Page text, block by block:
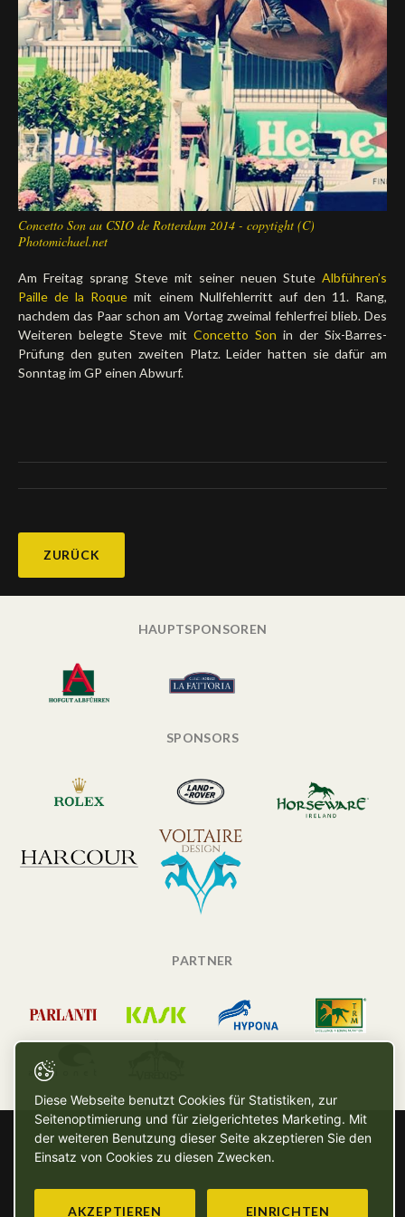
Deutsch
Concetto Son au CSIO de Rotterdam 2014 - copytight (C)
Photomichael.net
Am Freitag sprang Steve mit seiner neuen Stute Albführen’s
Paille de la Roque mit einem Nullfehlerritt auf den 11. Rang,
nachdem das Paar schon am Vortag zweimal fehlerfrei blieb. Des
Weiteren belegte Steve mit Concetto Son in der Six-Barres-
Prüfung den guten zweiten Platz. Leider hatten sie dafür am
Sonntag im GP einen Abwurf.
ZURÜCK
HAUPTSPONSOREN
SPONSORS
PARTNER
Diese Webseite benutzt Cookies für Statistiken, zur
Seitenoptimierung und für zielgerichtetes Marketing. Mit
der weiteren Benutzung dieser Seite akzeptieren Sie den
Einsatz von Cookies zu diesen Zwecken.
AKZEPTIEREN EINRICHTEN